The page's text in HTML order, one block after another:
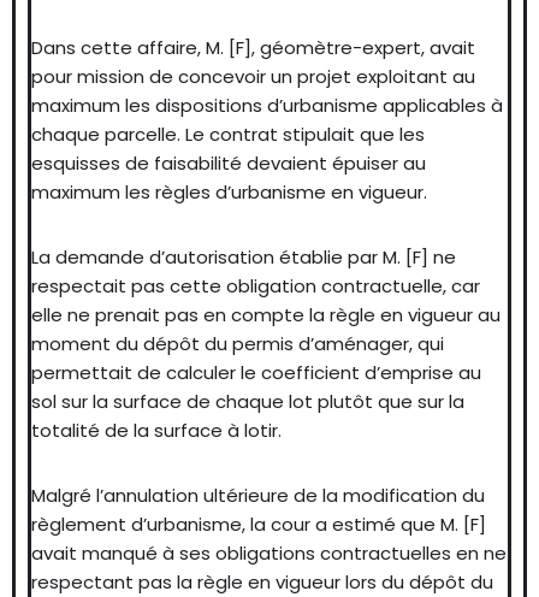
Dans cette affaire, M. [F], géomètre-expert, avait
pour mission de concevoir un projet exploitant au
maximum les dispositions d’urbanisme applicables à
chaque parcelle. Le contrat stipulait que les
esquisses de faisabilité devaient épuiser au
maximum les règles d’urbanisme en vigueur.
La demande d’autorisation établie par M. [F] ne
respectait pas cette obligation contractuelle, car
elle ne prenait pas en compte la règle en vigueur au
moment du dépôt du permis d’aménager, qui
permettait de calculer le coefficient d’emprise au
sol sur la surface de chaque lot plutôt que sur la
totalité de la surface à lotir.
Malgré l’annulation ultérieure de la modification du
règlement d’urbanisme, la cour a estimé que M. [F]
avait manqué à ses obligations contractuelles en ne
respectant pas la règle en vigueur lors du dépôt du